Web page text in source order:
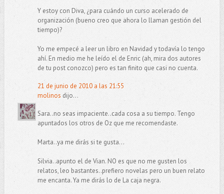
Y estoy con Diva, ¿para cuándo un curso acelerado de
organización (bueno creo que ahora lo llaman gestión del
tiempo)?
Yo me empecé a leer un libro en Navidad y todavía lo tengo
ahí. En medio me he leído el de Enric (ah, mira dos autores
de tu post conozco) pero es tan finito que casi no cuenta.
21 de junio de 2010 a las 21:55
molinos dijo...
Sara..no seas impaciente..cada cosa a su tiempo. Tengo
apuntados los otros de Oz que me recomendaste.
Marta..ya me dirás si te gusta...
Silvia..apunto el de Vian. NO es que no me gusten los
relatos, leo bastantes..prefiero novelas pero un buen relato
me encanta. Ya me dirás lo de La caja negra.